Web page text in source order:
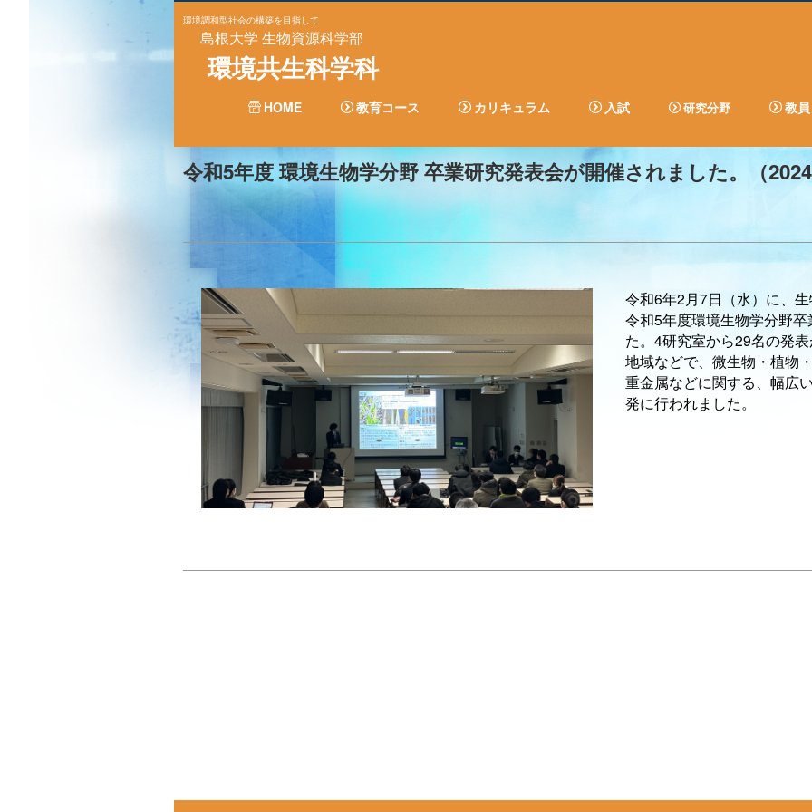
環境調和型社会の構築を目指して
島根大学 生物資源科学部
環境共生科学科
HOME 教育コース カリキュラム 入試 研究分野 教員
令和5年度 環境生物学分野 卒業研究発表会が開催されました。（2024
令和6年2月7日（水）に、生
令和5年度環境生物学分野
た。4研究室から29名の発
地域などで、微生物・植物
重金属などに関する、幅広
発に行われました。